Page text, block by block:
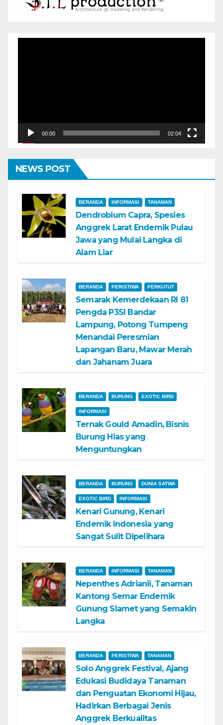
00:00 02:04
NEWS POST
BERANDA INFORMASI TANAMAN
Dendrobium Capra, Spesies
Anggrek Larat Endemik Pulau
Jawa yang Mulai Langka di
Alam Liar
BERANDA PERISTIWA PERKUTUT
Semarak Kemerdekaan RI 81
Pengda P3SI Bandar
Lampung, Potong Tumpeng
Menandai Peresmian
Lapangan Baru, Mawar Merah
dan Jahanam Juara
BERANDA BURUNG EXOTIC BIRD
INFORMASI
Ternak Gould Amadin, Bisnis
Burung Hias yang
Menguntungkan
BERANDA BURUNG DUNIA SATWA
EXOTIC BIRD INFORMASI
Kenari Gunung, Kenari
Endemik Indonesia yang
Sangat Sulit Dipelihara
BERANDA INFORMASI TANAMAN
Nepenthes Adrianii, Tanaman
Kantong Semar Endemik
Gunung Slamet yang Semakin
Langka
BERANDA PERISTIWA TANAMAN
Solo Anggrek Festival, Ajang
Edukasi Budidaya Tanaman
dan Penguatan Ekonomi Hijau,
Hadirkan Berbagai Jenis
Anggrek Berkualitas